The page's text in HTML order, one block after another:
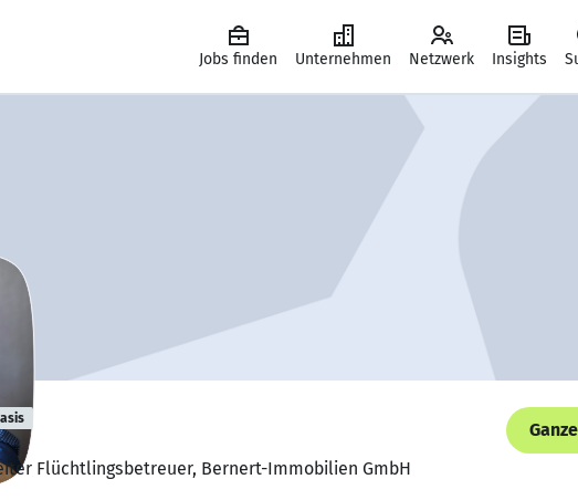
Jobs finden Unternehmen Netzwerk Insights
Flüchtlingsbetreuer, Bernert-Immobilien GmbH